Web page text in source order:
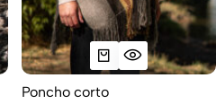
Poncho corto